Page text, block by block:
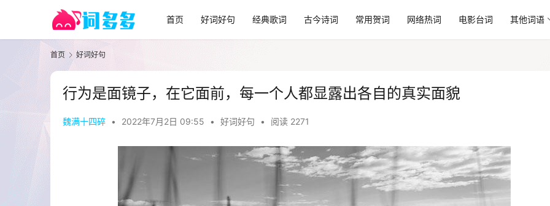
首页 好词好句 经典歌词 古今诗词 常用贺词 网络热词 电影台词 其他词语
首页 好词好句
行为是面镜子，在它面前，每一个人都显露出各自的真实面貌
魏满十四碎 • 2022年7月2日 09:55 • 好词好句 • 阅读 2271